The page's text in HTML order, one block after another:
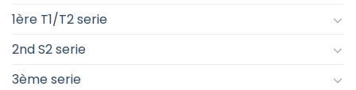
1ère T1/T2 serie
2nd S2 serie
3ème serie